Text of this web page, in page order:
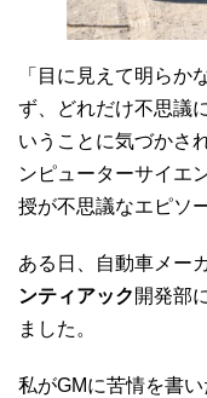
「目に見えて明らか
ず、どれだけ不思議
いうことに気づかさ
ンピューターサイエ
授が不思議なエピソ
ある日、自動車メー
ンティアック 開発部
ました。
私がGMに苦情を書